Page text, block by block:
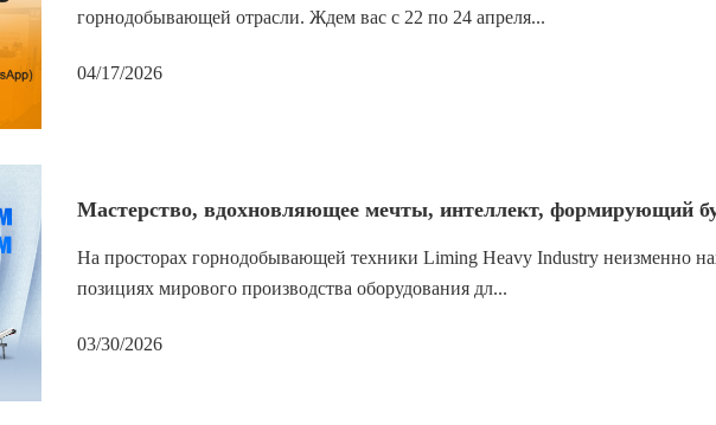
горнодобывающей отрасли. Ждем вас с 22 по 24 апреля...
04/17/2026
Мастерство, вдохновляющее мечты, интеллект, формирующий
На просторах горнодобывающей техники Liming Heavy Industry неизменно
позициях мирового производства оборудования дл...
03/30/2026